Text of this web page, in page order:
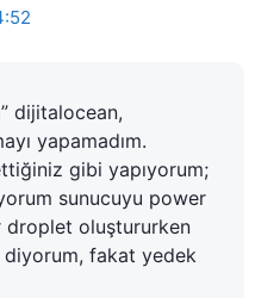
dijitalocean,
yapamadım.
gibi yapıyorum;
sunucuyu power
droplet oluştururken
fakat yedek